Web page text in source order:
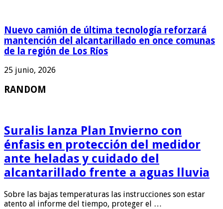
Nuevo camión de última tecnología reforzará
mantención del alcantarillado en once comunas
de la región de Los Ríos
25 junio, 2026
RANDOM
Suralis lanza Plan Invierno con
énfasis en protección del medidor
ante heladas y cuidado del
alcantarillado frente a aguas lluvia
Sobre las bajas temperaturas las instrucciones son estar
atento al informe del tiempo, proteger el …